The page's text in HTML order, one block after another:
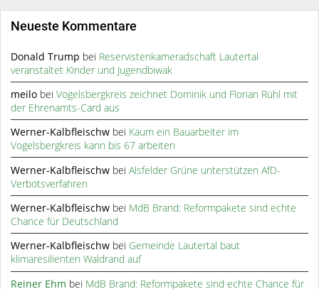
Neueste Kommentare
Donald Trump bei Reservistenkameradschaft Lautertal
veranstaltet Kinder und Jugendbiwak
meilo beiVogelsbergkreis zeichnet Dominik und Florian Rühl mit
der Ehrenamts-Card aus
Werner-Kalbfleischw bei Kaum ein Bauarbeiter im
Vogelsbergkreis kann bis 67 arbeiten
Werner-Kalbfleischw beiAlsfelder Grüne unterstützen AfD-
Verbotsverfahren
Werner-Kalbfleischw bei MdB Brand: Reformpakete sind echte
Chance für Deutschland
Werner-Kalbfleischw bei Gemeinde Lautertal baut
klimaresilienten Waldrand auf
Reiner Ehm bei MdB Brand: Reformpakete sind echte Chance für